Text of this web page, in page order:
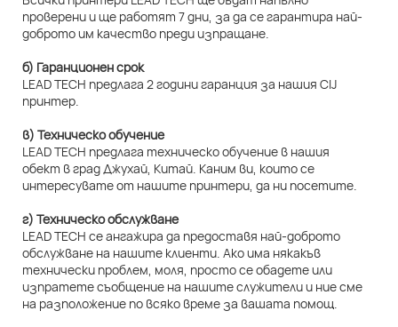
проверени и ще работят 7 дни, за да се гарантира най-
доброто им качество преди изпращане.
б) Гаранционен срок
LEAD TECH предлага 2 години гаранция за нашия CIJ
принтер.
в) Техническо обучение
LEAD TECH предлага техническо обучение в нашия
обект в град Джухай, Китай. Каним ви, които се
интересувате от нашите принтери, да ни посетите.
г) Техническо обслужване
LEAD TECH се ангажира да предоставя най-доброто
обслужване на нашите клиенти. Ако има някакъв
технически проблем, моля, просто се обадете или
изпратете съобщение на нашите служители и ние сме
на разположение по всяко време за вашата помощ.